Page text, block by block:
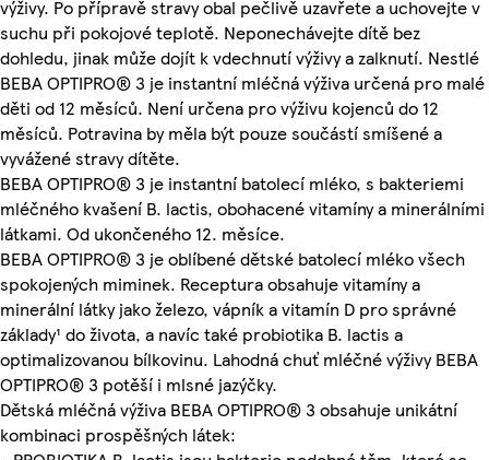
výživy. Po přípravě stravy obal pečlivě uzavřete a uchovejte v
suchu při pokojové teplotě. Neponechávejte dítě bez
dohledu, jinak může dojít k vdechnutí výživy a zalknutí. Nestlé
BEBA OPTIPRO® 3 je instantní mléčná výživa určená pro malé
děti od 12 měsíců. Není určena pro výživu kojenců do 12
měsíců. Potravina by měla být pouze součástí smíšené a
vyvážené stravy dítěte.
BEBA OPTIPRO® 3 je instantní batolecí mléko, s bakteriemi
mléčného kvašení B. lactis, obohacené vitamíny a minerálními
látkami. Od ukončeného 12. měsíce.
BEBA OPTIPRO® 3 je oblíbené dětské batolecí mléko všech
spokojených miminek. Receptura obsahuje vitamíny a
minerální látky jako železo, vápník a vitamín D pro správné
základy¹ do života, a navíc také probiotika B. lactis a
optimalizovanou bílkovinu. Lahodná chuť mléčné výživy BEBA
OPTIPRO® 3 potěší i mlsné jazýčky.
Dětská mléčná výživa BEBA OPTIPRO® 3 obsahuje unikátní
kombinaci prospěšných látek: